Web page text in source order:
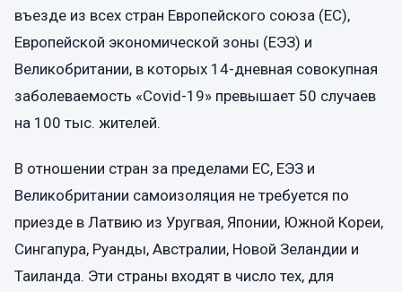
въезде из всех стран Европейского союза (ЕС),
Европейской экономической зоны (ЕЭЗ) и
Великобритании, в которых 14-дневная совокупная
заболеваемость «Covid-19» превышает 50 случаев
на 100 тыс. жителей.
В отношении стран за пределами ЕС, ЕЭЗ и
Великобритании самоизоляция не требуется по
приезде в Латвию из Уругвая, Японии, Южной Кореи,
Сингапура, Руанды, Австралии, Новой Зеландии и
Таиланда. Эти страны входят в число тех, для